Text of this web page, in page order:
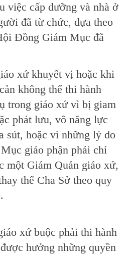
việc cấp dưỡng và nhà ở
đã từ chức, dựa theo
Ðồng Giám Mục đã
xứ khuyết vị hoặc khi
không thể thi hành
trong giáo xứ vì bị giam
phát lưu, vô năng lực
sút, hoặc vì những lý do
giáo phận phải chỉ
một Giám Quản giáo xứ,
thế Cha Sở theo quy
xứ buộc phải thi hành
hưởng những quyền